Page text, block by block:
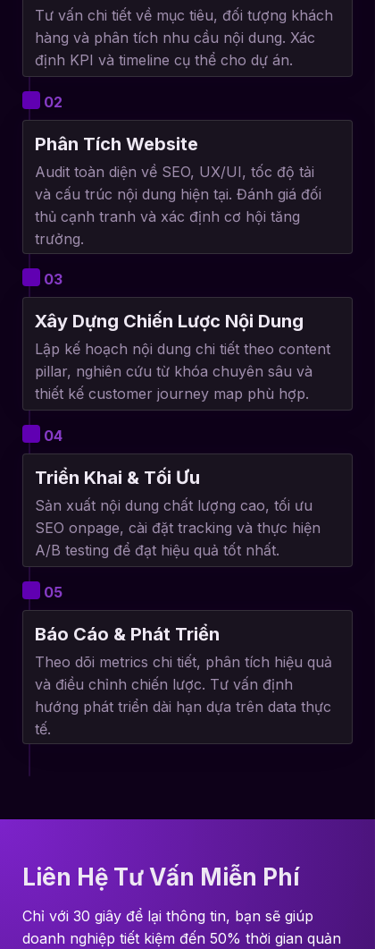
Tư vấn chi tiết về mục tiêu, đối tượng khách
hàng và phân tích nhu cầu nội dung. Xác
định KPI và timeline cụ thể cho dự án.
Phân Tích Website
Audit toàn diện về SEO, UX/UI, tốc độ tải
và cấu trúc nội dung hiện tại. Đánh giá đối
thủ cạnh tranh và xác định cơ hội tăng
trưởng.
Xây Dựng Chiến Lược Nội Dung
Lập kế hoạch nội dung chi tiết theo content
pillar, nghiên cứu từ khóa chuyên sâu và
thiết kế customer journey map phù hợp.
Triển Khai & Tối Ưu
Sản xuất nội dung chất lượng cao, tối ưu
SEO onpage, cài đặt tracking và thực hiện
A/B testing để đạt hiệu quả tốt nhất.
Báo Cáo & Phát Triển
Theo dõi metrics chi tiết, phân tích hiệu quả
và điều chỉnh chiến lược. Tư vấn định
hướng phát triển dài hạn dựa trên data thực
tế.
02
03
04
05
Liên Hệ Tư Vấn Miễn Phí
Chỉ với 30 giây để lại thông tin, bạn sẽ giúp
doanh nghiệp tiết kiệm đến 50% thời gian quản